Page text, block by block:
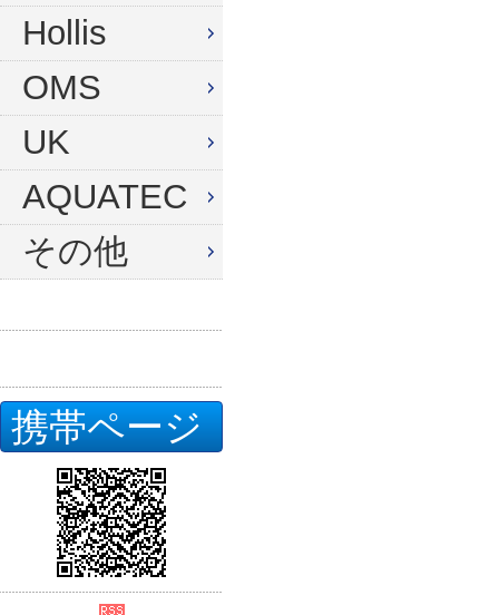
Hollis
OMS
UK
AQUATEC
その他
携帯ページ